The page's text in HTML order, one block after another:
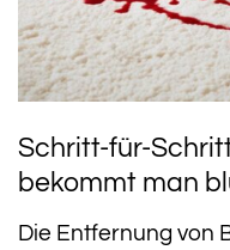
Schritt-für-
bekommt man
Die Entfernung von